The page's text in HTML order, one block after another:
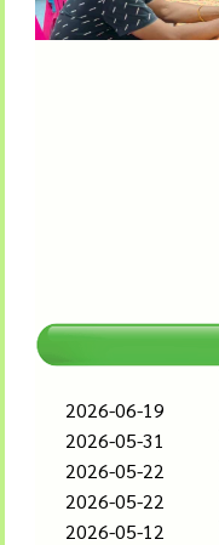
2026-06-19
2026-05-31
2026-05-22
2026-05-22
2026-05-12